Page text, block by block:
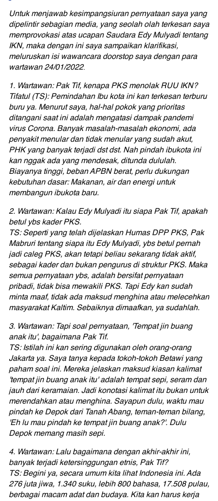
Untuk menjawab kesimpangsiuran pernyataan saya yang
dipelintir sebagian media, yang seolah olah terkesan saya
memprovokasi atas ucapan Saudara Edy Mulyadi tentang
IKN, maka dengan ini saya sampaikan klarifikasi,
meluruskan isi wawancara doorstop saya dengan para
wartawan 24/01/2022.
1. Wartawan: Pak Tif, kenapa PKS menolak RUU IKN?
Tifatul (TS): Pemindahan Ibu kota ini kan terkesan terburu
buru ya. Menurut saya, hal-hal pokok yang prioritas
ditangani saat ini adalah mengatasi dampak pandemi
virus Corona. Banyak masalah-masalah ekonomi, ada
penyakit menular dan tidak menular yang sudah akut,
PHK yang banyak terjadi dst dst. Nah pindah ibukota ini
kan nggak ada yang mendesak, ditunda dululah.
Biayanya tinggi, beban APBN berat, perlu dukungan
kebutuhan dasar: Makanan, air dan energi untuk
membangun ibukota baru.
2. Wartawan: Kalau Edy Mulyadi itu siapa Pak Tif, apakah
betul ybs kader PKS.
TS: Seperti yang telah dijelaskan Humas DPP PKS, Pak
Mabruri tentang siapa itu Edy Mulyadi, ybs betul pernah
jadi caleg PKS, akan tetapi beliau sekarang tidak aktif,
sebagai kader dan bukan pengurus di struktur PKS. Maka
semua pernyataan ybs, adalah bersifat pernyataan
pribadi, tidak bisa mewakili PKS. Tapi Edy kan sudah
minta maaf, tidak ada maksud menghina atau melecehkan
masyarakat Kaltim. Sebaiknya dimaafkan, ya sudahlah.
3. Wartawan: Tapi soal pernyataan, 'Tempat jin buang
anak itu', bagaimana Pak Tif.
TS: Istilah ini kan sering digunakan oleh orang-orang
Jakarta ya. Saya tanya kepada tokoh-tokoh Betawi yang
paham soal ini. Mereka jelaskan maksud kiasan kalimat
'tempat jin buang anak itu' adalah tempat sepi, seram dan
jauh dari keramaian. Jadi konotasi kalimat itu bukan untuk
merendahkan atau menghina. Sayapun dulu, waktu mau
pindah ke Depok dari Tanah Abang, teman-teman bilang,
'Eh lu mau pindah ke tempat jin buang anak?'. Dulu
Depok memang masih sepi.
4. Wartawan: Lalu bagaimana dengan akhir-akhir ini,
banyak terjadi ketersinggungan etnis, Pak Tif?
TS: Begini ya, secara umum kita lihat Indonesia ini. Ada
276 juta jiwa, 1.340 suku, lebih 800 bahasa, 17.508 pulau,
berbagai macam adat dan budaya. Kita kan harus kerja